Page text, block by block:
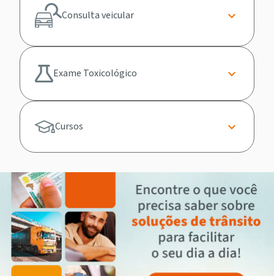
Consulta veicular
Exame Toxicológico
Cursos